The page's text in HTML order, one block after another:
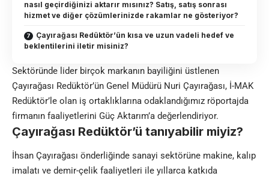
nasıl geçirdiğinizi aktarır mısınız? Satış, satış sonrası
hizmet ve diğer çözümlerinizde rakamlar ne gösteriyor?
Çayırağası Redüktör’ün kısa ve uzun vadeli hedef ve
beklentilerini iletir misiniz?
Sektöründe lider birçok markanın bayiliğini üstlenen
Çayırağası Redüktör’ün Genel Müdürü Nuri Çayırağası, İ-MAK
Redüktör’le olan iş ortaklıklarına odaklandığımız röportajda
firmanın faaliyetlerini Güç Aktarım’a değerlendiriyor.
Çayırağası Redüktör’ü tanıyabilir miyiz?
İhsan Çayırağası önderliğinde sanayi sektörüne makine, kalıp
imalatı ve demir-çelik faaliyetleri ile yıllarca katkıda